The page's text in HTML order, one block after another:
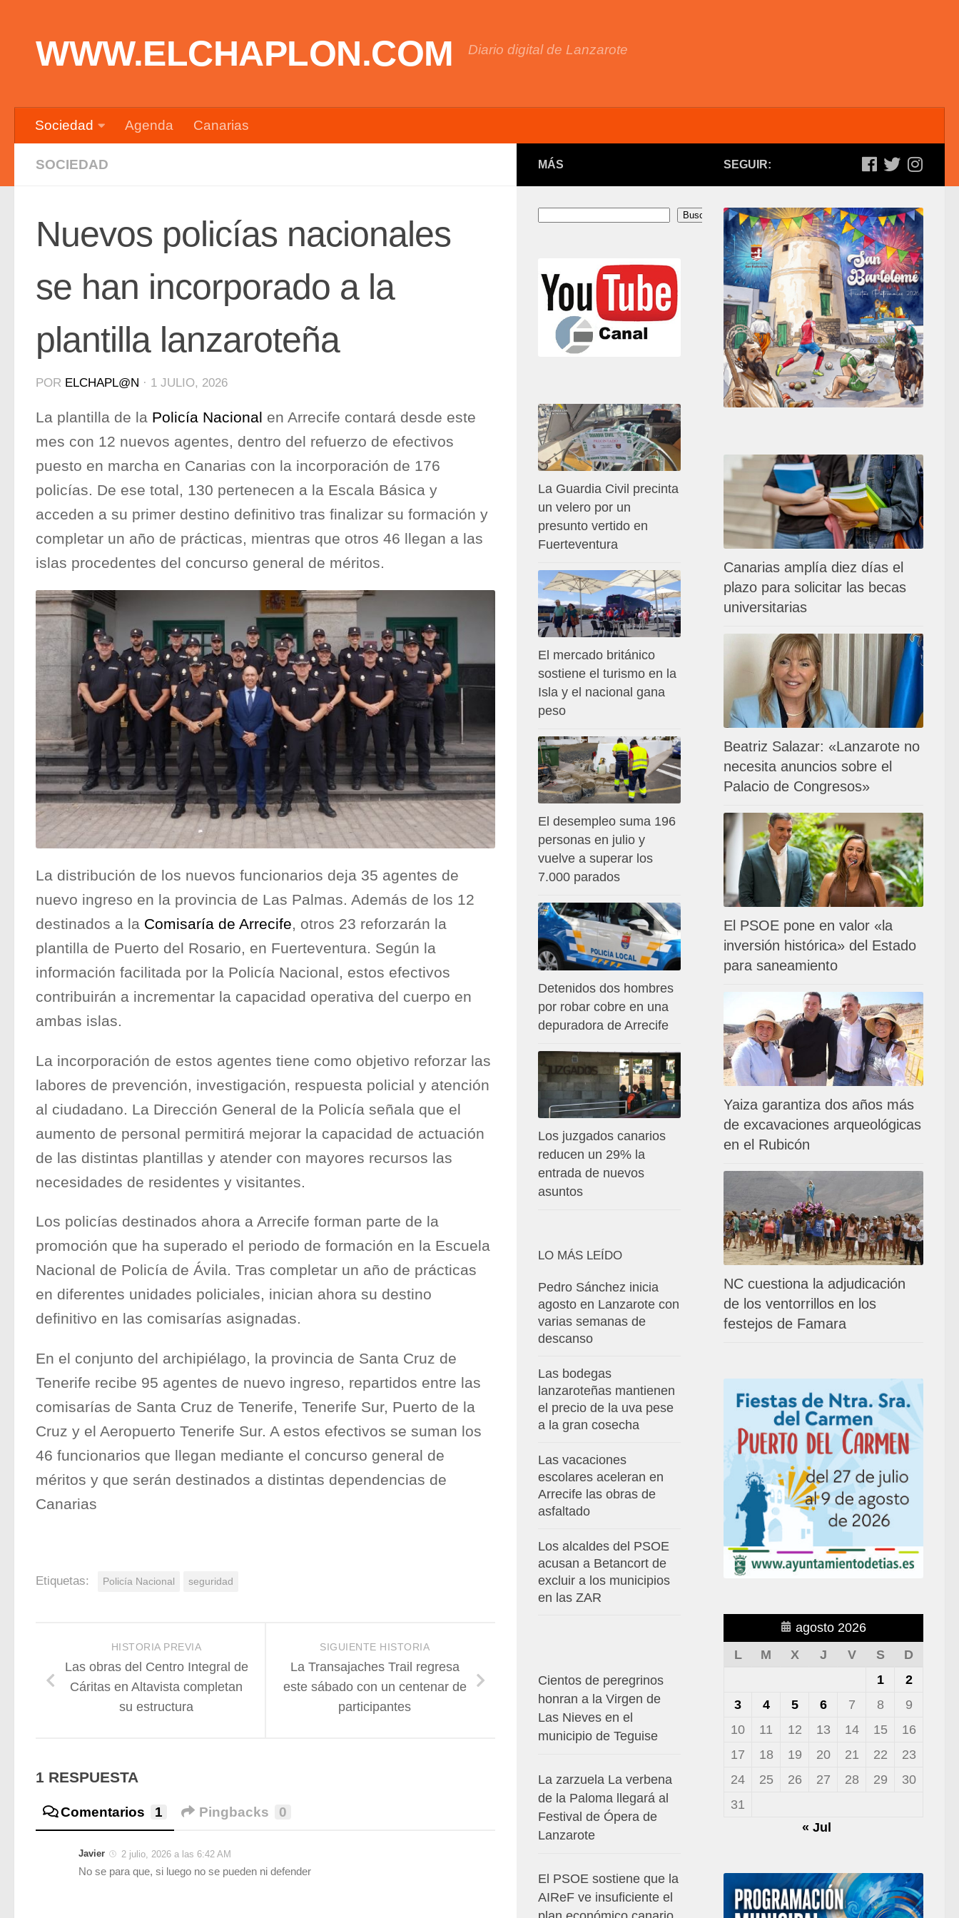
WWW.ELCHAPLON.COM Diario digital de Lanzarote
Sociedad Agenda Canarias
SOCIEDAD
Nuevos policías nacionales
se han incorporado a la
plantilla lanzaroteña
POR ELCHAPL@N · 1 JULIO, 2026
La plantilla de la Policía Nacional en Arrecife contará desde este
mes con 12 nuevos agentes, dentro del refuerzo de efectivos
puesto en marcha en Canarias con la incorporación de 176
policías. De ese total, 130 pertenecen a la Escala Básica y
acceden a su primer destino definitivo tras finalizar su formación y
completar un año de prácticas, mientras que otros 46 llegan a las
islas procedentes del concurso general de méritos.
La distribución de los nuevos funcionarios deja 35 agentes de
nuevo ingreso en la provincia de Las Palmas. Además de los 12
destinados a la Comisaría de Arrecife, otros 23 reforzarán la
plantilla de Puerto del Rosario, en Fuerteventura. Según la
información facilitada por la Policía Nacional, estos efectivos
contribuirán a incrementar la capacidad operativa del cuerpo en
ambas islas.
La incorporación de estos agentes tiene como objetivo reforzar las
labores de prevención, investigación, respuesta policial y atención
al ciudadano. La Dirección General de la Policía señala que el
aumento de personal permitirá mejorar la capacidad de actuación
de las distintas plantillas y atender con mayores recursos las
necesidades de residentes y visitantes.
Los policías destinados ahora a Arrecife forman parte de la
promoción que ha superado el periodo de formación en la Escuela
Nacional de Policía de Ávila. Tras completar un año de prácticas
en diferentes unidades policiales, inician ahora su destino
definitivo en las comisarías asignadas.
En el conjunto del archipiélago, la provincia de Santa Cruz de
Tenerife recibe 95 agentes de nuevo ingreso, repartidos entre las
comisarías de Santa Cruz de Tenerife, Tenerife Sur, Puerto de la
Cruz y el Aeropuerto Tenerife Sur. A estos efectivos se suman los
46 funcionarios que llegan mediante el concurso general de
méritos y que serán destinados a distintas dependencias de
Canarias
Etiquetas: Policía Nacional seguridad
SIGUIENTE HISTORIA
La Transajaches Trail regresa
este sábado con un centenar de
participantes
HISTORIA PREVIA
Las obras del Centro Integral de
Cáritas en Altavista completan
su estructura
1 RESPUESTA
Comentarios 1 Pingbacks 0
Javier 2 julio, 2026 a las 6:42 AM
No se para que, si luego no se pueden ni defender
SEGUIR:
Canarias amplía diez días el
plazo para solicitar las becas
universitarias
Beatriz Salazar: «Lanzarote no
necesita anuncios sobre el
Palacio de Congresos»
El PSOE pone en valor «la
inversión histórica» del Estado
para saneamiento
Yaiza garantiza dos años más
de excavaciones arqueológicas
en el Rubicón
NC cuestiona la adjudicación
de los ventorrillos en los
festejos de Famara
agosto 2026
L
M X J V S
D
1
2
3
4 5 6 7 8
9
10
11 12 13 14 15
16
17
18 19 20 21 22
23
24
25 26 27 28 29
30
31
« Jul
MÁS
Buscar
La Guardia Civil precinta
un velero por un
presunto vertido en
Fuerteventura
El mercado británico
sostiene el turismo en la
Isla y el nacional gana
peso
El desempleo suma 196
personas en julio y
vuelve a superar los
7.000 parados
Detenidos dos hombres
por robar cobre en una
depuradora de Arrecife
Los juzgados canarios
reducen un 29% la
entrada de nuevos
asuntos
LO MÁS LEÍDO
Pedro Sánchez inicia
agosto en Lanzarote con
varias semanas de
descanso
Las bodegas
lanzaroteñas mantienen
el precio de la uva pese
a la gran cosecha
Las vacaciones
escolares aceleran en
Arrecife las obras de
asfaltado
Los alcaldes del PSOE
acusan a Betancort de
excluir a los municipios
en las ZAR
Cientos de peregrinos
honran a la Virgen de
Las Nieves en el
municipio de Teguise
La zarzuela La verbena
de la Paloma llegará al
Festival de Ópera de
Lanzarote
El PSOE sostiene que la
AIReF ve insuficiente el